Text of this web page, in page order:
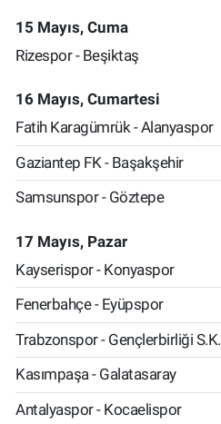
15 Mayıs, Cuma
Rizespor - Beşiktaş
16 Mayıs, Cumartesi
Fatih Karagümrük - Alanyaspor
Gaziantep FK - Başakşehir
Samsunspor - Göztepe
17 Mayıs, Pazar
Kayserispor - Konyaspor
Fenerbahçe - Eyüpspor
Trabzonspor - Gençlerbirliği S.K.
Kasımpaşa - Galatasaray
Antalyaspor - Kocaelispor